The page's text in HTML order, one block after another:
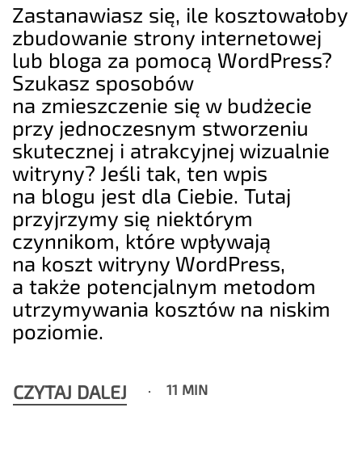
Zastanawiasz się, ile kosztowałoby
zbudowanie strony internetowej
lub bloga za pomocą WordPress?
Szukasz sposobów
na zmieszczenie się w budżecie
przy jednoczesnym stworzeniu
skutecznej i atrakcyjnej wizualnie
witryny? Jeśli tak, ten wpis
na blogu jest dla Ciebie. Tutaj
przyjrzymy się niektórym
czynnikom, które wpływają
na koszt witryny WordPress,
a także potencjalnym metodom
utrzymywania kosztów na niskim
poziomie.
CZYTAJ DALEJ 11 MIN